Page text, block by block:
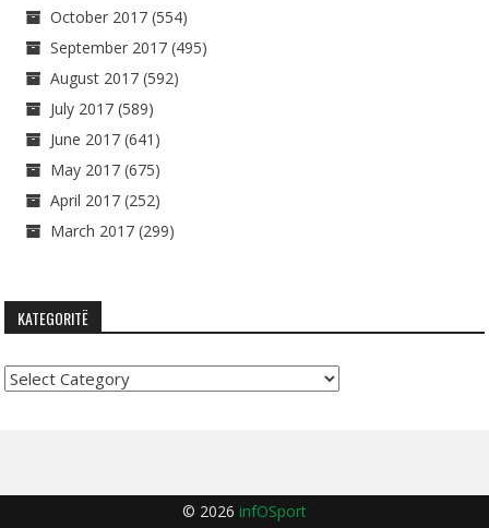
October 2017 (554)
September 2017 (495)
August 2017 (592)
July 2017 (589)
June 2017 (641)
May 2017 (675)
April 2017 (252)
March 2017 (299)
KATEGORITË
Kategoritë
© 2026 infOSport